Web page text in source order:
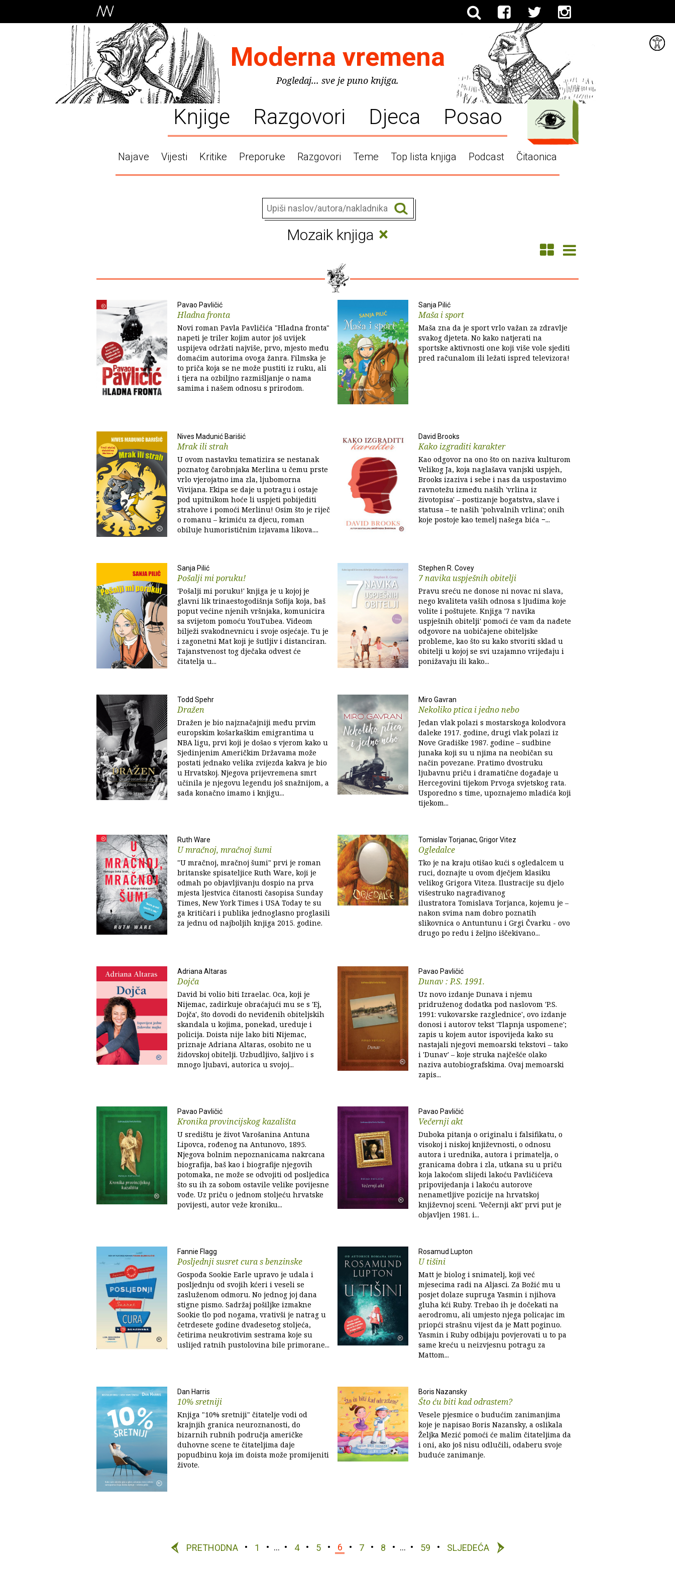
Moderna vremena
Pogledaj... sve je puno knjiga.
Knjige Razgovori Djeca Posao
Najave Vijesti Kritike Preporuke Razgovori Teme Top lista knjiga Podcast Čitaonica
Mozaik knjiga ×
Pavao Pavličić
Hladna fronta
Novi roman Pavla Pavličića "Hladna fronta"
napeti je triler kojim autor još uvijek
uspijeva održati najviše, prvo, mjesto među
domaćim autorima ovoga žanra. Filmska je
to priča koja se ne može pustiti iz ruku, ali
i tjera na ozbiljno razmišljanje o nama
samima i našem odnosu s prirodom.
Sanja Pilić
Maša i sport
Maša zna da je sport vrlo važan za zdravlje
svakog djeteta. No kako natjerati na
sportske aktivnosti one koji više vole sjediti
pred računalom ili ležati ispred televizora!
Nives Madunić Barišić
Mrak ili strah
U ovom nastavku tematizira se nestanak
poznatog čarobnjaka Merlina u čemu prste
vrlo vjerojatno ima zla, ljubomorna
Vivijana. Ekipa se daje u potragu i ostaje
pod upitnikom hoće li uspjeti pobijediti
strahove i pomoći Merlinu! Osim što je riječ
o romanu – krimiću za djecu, roman
obiluje humorističnim izjavama likova....
David Brooks
Kako izgraditi karakter
Kao odgovor na ono što on naziva kulturom
Velikog Ja, koja naglašava vanjski uspjeh,
Brooks izaziva i sebe i nas da uspostavimo
ravnotežu između naših 'vrlina iz
životopisa' – postizanje bogatstva, slave i
statusa – te naših 'pohvalnih vrlina'; onih
koje postoje kao temelj našega bića −...
Sanja Pilić
Pošalji mi poruku!
'Pošalji mi poruku!' knjiga je u kojoj je
glavni lik trinaestogodišnja Sofija koja, baš
poput većine njenih vršnjaka, komunicira
sa svijetom pomoću YouTubea. Videom
bilježi svakodnevnicu i svoje osjećaje. Tu je
i zagonetni Mat koji je šutljiv i distanciran.
Tajanstvenost tog dječaka odvest će
čitatelja u...
Stephen R. Covey
7 navika uspješnih obitelji
Pravu sreću ne donose ni novac ni slava,
nego kvaliteta vaših odnosa s ljudima koje
volite i poštujete. Knjiga '7 navika
uspješnih obitelji' pomoći će vam da nađete
odgovore na uobičajene obiteljske
probleme, kao što su kako stvoriti sklad u
obitelji u kojoj se svi uzajamno vrijeđaju i
ponižavaju ili kako...
Todd Spehr
Dražen
Dražen je bio najznačajniji među prvim
europskim košarkaškim emigrantima u
NBA ligu, prvi koji je došao s vjerom kako u
Sjedinjenim Američkim Državama može
postati jednako velika zvijezda kakva je bio
u Hrvatskoj. Njegova prijevremena smrt
učinila je njegovu legendu još snažnijom, a
sada konačno imamo i knjigu...
Miro Gavran
Nekoliko ptica i jedno nebo
Jedan vlak polazi s mostarskoga kolodvora
daleke 1917. godine, drugi vlak polazi iz
Nove Gradiške 1987. godine – sudbine
junaka koji su u njima na neobičan su
način povezane. Pratimo dvostruku
ljubavnu priču i dramatične događaje u
Hercegovini tijekom Prvoga svjetskog rata.
Usporedno s time, upoznajemo mladića koji
tijekom...
Ruth Ware
U mračnoj, mračnoj šumi
"U mračnoj, mračnoj šumi" prvi je roman
britanske spisateljice Ruth Ware, koji je
odmah po objavljivanju dospio na prva
mjesta ljestvica čitanosti časopisa Sunday
Times, New York Times i USA Today te su
ga kritičari i publika jednoglasno proglasili
za jednu od najboljih knjiga 2015. godine.
Tomislav Torjanac, Grigor Vitez
Ogledalce
Tko je na kraju otišao kući s ogledalcem u
ruci, doznajte u ovom dječjem klasiku
velikog Grigora Viteza. Ilustracije su djelo
višestruko nagrađivanog
ilustratora Tomislava Torjanca, kojemu je –
nakon svima nam dobro poznatih
slikovnica o Antuntunu i Grgi Čvarku - ovo
drugo po redu i željno iščekivano...
Adriana Altaras
Dojča
David bi volio biti Izraelac. Oca, koji je
Nijemac, zadirkuje obraćajući mu se s 'Ej,
Dojča', što dovodi do neviđenih obiteljskih
skandala u kojima, ponekad, ureduje i
policija. Doista nije lako biti Nijemac,
priznaje Adriana Altaras, osobito ne u
židovskoj obitelji. Uzbudljivo, šaljivo i s
mnogo ljubavi, autorica u svojoj...
Pavao Pavličić
Dunav : P.S. 1991.
Uz novo izdanje Dunava i njemu
pridruženog dodatka pod naslovom 'P.S.
1991: vukovarske razglednice', ovo izdanje
donosi i autorov tekst 'Tlapnja uspomene';
zapis u kojem autor ispovijeda kako su
nastajali njegovi memoarski tekstovi – tako
i 'Dunav' – koje struka najčešće olako
naziva autobiografskima. Ovaj memoarski
zapis...
Pavao Pavličić
Kronika provincijskog kazališta
U središtu je život Varošanina Antuna
Lipovca, rođenog na Antunovo, 1895.
Njegova bolnim nepoznanicama nakrcana
biografija, baš kao i biografije njegovih
potomaka, ne može se odvojiti od posljedica
što su ih za sobom ostavile velike povijesne
vođe. Uz priču o jednom stoljeću hrvatske
povijesti, autor veže kroniku...
Pavao Pavličić
Večernji akt
Duboka pitanja o originalu i falsifikatu, o
visokoj i niskoj književnosti, o odnosu
autora i urednika, autora i primatelja, o
granicama dobra i zla, utkana su u priču
koja lakoćom slijedi lakoću Pavličićeva
pripovijedanja i lakoću autorove
nenametljive pozicije na hrvatskoj
književnoj sceni. 'Večernji akt' prvi put je
objavljen 1981. i...
Fannie Flagg
Posljednji susret cura s benzinske
Gospođa Sookie Earle upravo je udala i
posljednju od svojih kćeri i veseli se
zasluženom odmoru. No jednog joj dana
stigne pismo. Sadržaj pošiljke izmakne
Sookie tlo pod nogama, vrativši je natrag u
četrdesete godine dvadesetog stoljeća,
četirima neukrotivim sestrama koje su
uslijed ratnih pustolovina bile primorane...
Rosamud Lupton
U tišini
Matt je biolog i snimatelj, koji već
mjesecima radi na Aljasci. Za Božić mu u
posjet dolaze supruga Yasmin i njihova
gluha kći Ruby. Trebao ih je dočekati na
aerodromu, ali umjesto njega policajac im
priopći strašnu vijest da je Matt poginuo.
Yasmin i Ruby odbijaju povjerovati u to pa
same kreću u neizvjesnu potragu za
Mattom...
Dan Harris
10% sretniji
Knjiga "10% sretniji" čitatelje vodi od
krajnjih granica neuroznanosti, do
bizarnih rubnih područja američke
duhovne scene te čitateljima daje
popudbinu koja im doista može promijeniti
živote.
Boris Nazansky
Što ću biti kad odrastem?
Vesele pjesmice o budućim zanimanjima
koje je napisao Boris Nazansky, a oslikala
Željka Mezić pomoći će malim čitateljima da
i oni, ako još nisu odlučili, odaberu svoje
buduće zanimanje.
PRETHODNA 1 … 4 5 6 7 8 … 59 SLJEDEĆA